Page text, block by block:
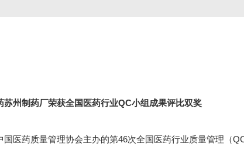
苏州制药厂荣获全国医药行业QC小组成果评比双奖
国医药质量管理协会主办的第46次全国医药行业质量管理（